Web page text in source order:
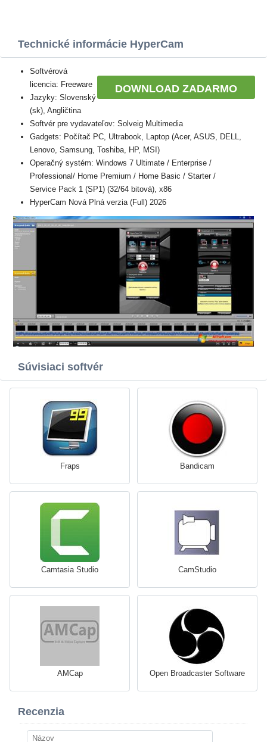
Technické informácie HyperCam
DOWNLOAD ZADARMO
Softvérová
licencia: Freeware
Jazyky: Slovenský
(sk), Angličtina
Softvér pre vydavateľov: Solveig Multimedia
Gadgets: Počítač PC, Ultrabook, Laptop (Acer, ASUS, DELL,
Lenovo, Samsung, Toshiba, HP, MSI)
Operačný systém: Windows 7 Ultimate / Enterprise /
Professional/ Home Premium / Home Basic / Starter /
Service Pack 1 (SP1) (32/64 bitová), x86
HyperCam Nová Plná verzia (Full) 2026
Súvisiaci softvér
Fraps Bandicam
Camtasia Studio CamStudio
AMCap Open Broadcaster Software
Recenzia